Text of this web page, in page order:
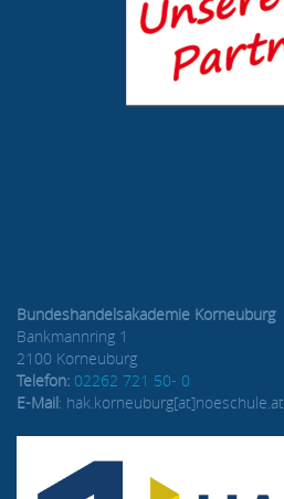
Bundeshandelsakademie Korneuburg
Bankmannring 1
2100 Korneuburg
Telefon: 02262 721 50- 0
E-Mail: hak.korneuburg[at]noeschule.at